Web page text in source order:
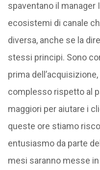
spaventano il manager
ecosistemi di canale
diversa, anche se la
stessi principi. Sono
prima
complesso rispetto al
maggiori per aiutare i
queste ore stiamo
entusiasmo da parte
mesi saranno messe